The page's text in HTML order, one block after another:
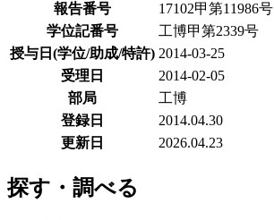
報告番号
17102甲第11986号
学位記番号
工博甲第2339号
授与日(学位/助成/特許) 2014-03-25
受理日
2014-02-05
部局
工博
登録日
2014.04.30
更新日
2026.04.23
探す・調べる